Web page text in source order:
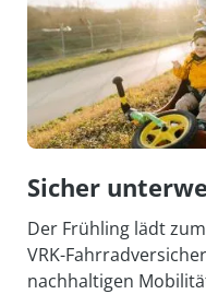
Sicher
Der Frühling lädt
VRK-
nachhaltigen